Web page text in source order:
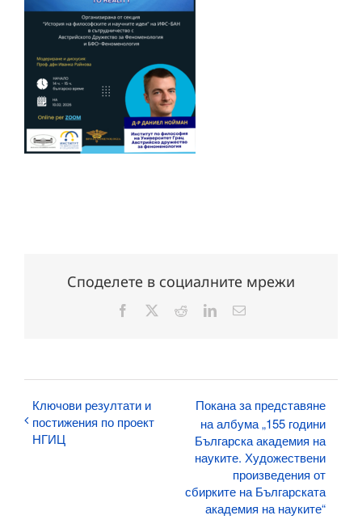
Споделете в социалните мрежи
Facebook RedditLinkedInЕлектронна
Ключови резултати и
постижения по проект
НГИЦ
Покана за представяне
на албума „155 години
Българска академия на
науките. Художествени
произведения от
сбирките на Българската
академия на науките“